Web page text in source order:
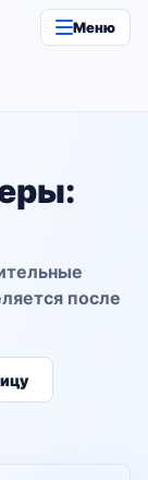
Меню
после